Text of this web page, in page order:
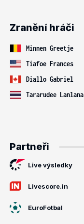
Zranění hráči
Minnen Greetje
Tiafoe Frances
Diallo Gabriel
Tararudee Lanlana
Partneři
Live výsledky
Livescore.in
EuroFotbal